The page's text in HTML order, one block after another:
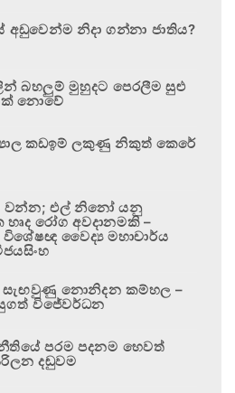
නිදා ගන්නා ජාතිය?
බහලුම් මුහුදට පෙරලීම සුළු
නොවේ
කඩඉම් ලකුණු නිකුත් කෙරේ
වන්න; එල් නිනෝ යනු
හෘද රෝග අවදානමකි –
විශේෂඥ වෛද්‍ය මහාචාර්ය
නොනිදන කම්හල –
විජේවර්ධන
පරම පදනම හෙවත්
දඬුවම